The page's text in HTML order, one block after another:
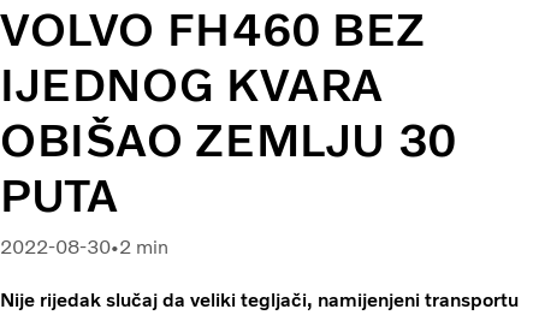
Kamioni
Usluge
Lokator distributera
Vijesti
O nama
Volvo Truck Builder
Kontaktirajte nas
VOLVO FH460 BEZ
IJEDNOG KVARA
OBIŠAO ZEMLJU 30
PUTA
2022-08-30 2 min
Nije rijedak slučaj da veliki tegljači, namijenjeni transportu